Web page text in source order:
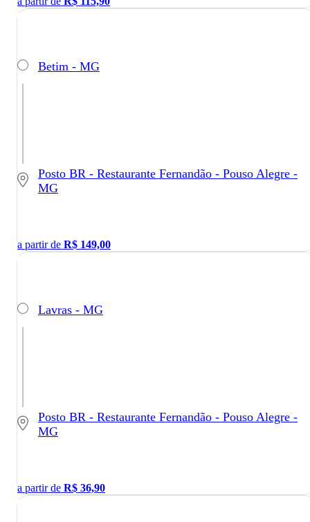
Betim - MG
Posto BR - Restaurante Fernandão - Pouso Alegre -
MG
a partir de R$ 149,00
Lavras - MG
Posto BR - Restaurante Fernandão - Pouso Alegre -
MG
a partir de R$ 36,90